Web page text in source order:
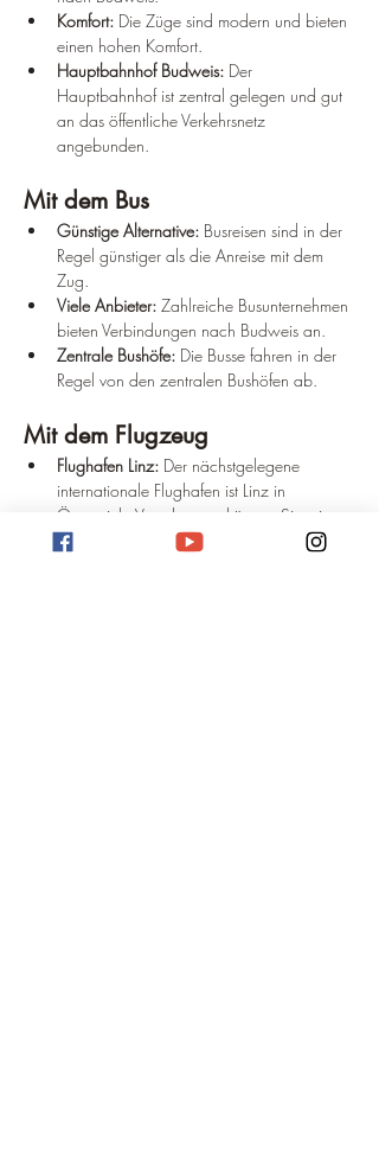
Komfort: Die Züge sind modern und bieten
einen hohen Komfort.
Hauptbahnhof Budweis: Der
Hauptbahnhof ist zentral gelegen und gut
an das öffentliche Verkehrsnetz
angebunden.
Mit dem Bus
Günstige Alternative: Busreisen sind in der
Regel günstiger als die Anreise mit dem
Zug.
Viele Anbieter: Zahlreiche Busunternehmen
bieten Verbindungen nach Budweis an.
Zentrale Bushöfe: Die Busse fahren in der
Regel von den zentralen Bushöfen ab.
Mit dem Flugzeug
Flughafen Linz: Der nächstgelegene
internationale Flughafen ist Linz in
Österreich. Von dort aus können Sie mit
dem Zug oder dem Bus weiter nach